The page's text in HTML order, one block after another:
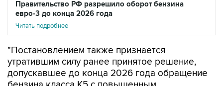
Читать подробнее
"Постановлением также признается
допускавшее до конца 2026 года обращение
бензина класса К5 с повышенным
содержанием серы", - отмечает министерство.